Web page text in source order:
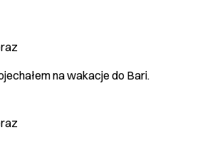
na wakacje do Bari.